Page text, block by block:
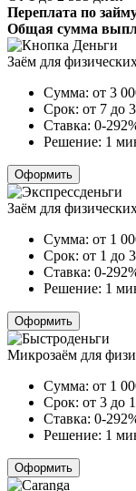
Переплата по
Общая сумма
Заём для
Сумма: от 3
Срок: от 7 до
Ставка: 0-
Решение: 1
Оформить
Заём для
Сумма: от 1
Срок: от 1 до
Ставка: 0-
Решение: 1
Оформить
Микрозаём для
Сумма: от 1
Срок: от 3 до
Ставка: 0-
Решение: 1
Оформить